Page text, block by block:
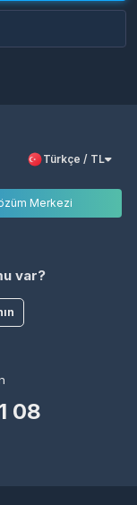
Türkçe / TL
Merkezi
var?
08